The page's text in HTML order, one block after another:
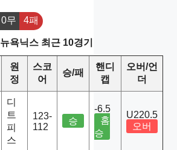
0무 4패
뉴욕닉스 최근 10경기
원
정
스코
어
승/패
핸디
캡
오버/언
더
디
트
피
스
123-
112
승
-6.5
홈
승
U220.5
오버